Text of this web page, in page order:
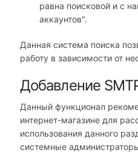
равна поисковой и с
аккаунтов".
Данная система поиска
работу в зависимости от
Добавление
Данный функционал
интернет-магазине для
использования данного
системные